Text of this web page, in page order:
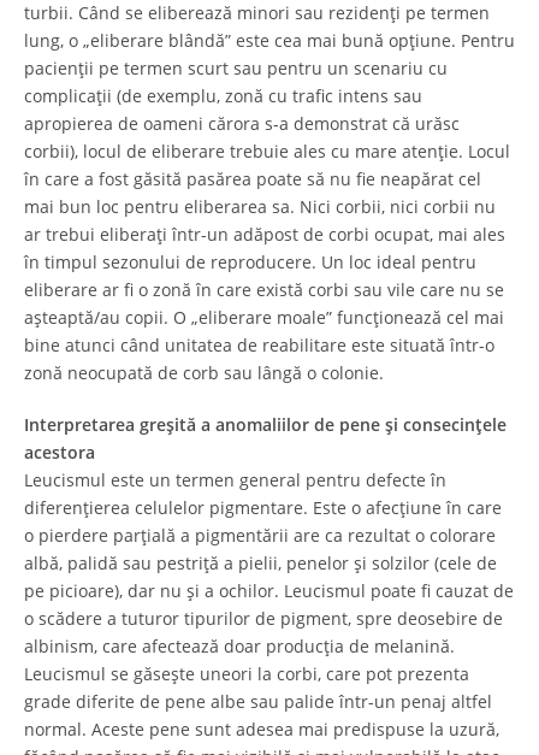
turbii. Când se eliberează minori sau rezidenți pe termen
lung, o „eliberare blândă” este cea mai bună opțiune. Pentru
pacienții pe termen scurt sau pentru un scenariu cu
complicații (de exemplu, zonă cu trafic intens sau
apropierea de oameni cărora s-a demonstrat că urăsc
corbii), locul de eliberare trebuie ales cu mare atenție. Locul
în care a fost găsită pasărea poate să nu fie neapărat cel
mai bun loc pentru eliberarea sa. Nici corbii, nici corbii nu
ar trebui eliberați într-un adăpost de corbi ocupat, mai ales
în timpul sezonului de reproducere. Un loc ideal pentru
eliberare ar fi o zonă în care există corbi sau vile care nu se
așteaptă/au copii. O „eliberare moale” funcționează cel mai
bine atunci când unitatea de reabilitare este situată într-o
zonă neocupată de corb sau lângă o colonie.
Interpretarea greșită a anomaliilor de pene și consecințele
acestora
Leucismul este un termen general pentru defecte în
diferențierea celulelor pigmentare. Este o afecțiune în care
o pierdere parțială a pigmentării are ca rezultat o colorare
albă, palidă sau pestriță a pielii, penelor și solzilor (cele de
pe picioare), dar nu și a ochilor. Leucismul poate fi cauzat de
o scădere a tuturor tipurilor de pigment, spre deosebire de
albinism, care afectează doar producția de melanină.
Leucismul se găsește uneori la corbi, care pot prezenta
grade diferite de pene albe sau palide într-un penaj altfel
normal. Aceste pene sunt adesea mai predispuse la uzură,